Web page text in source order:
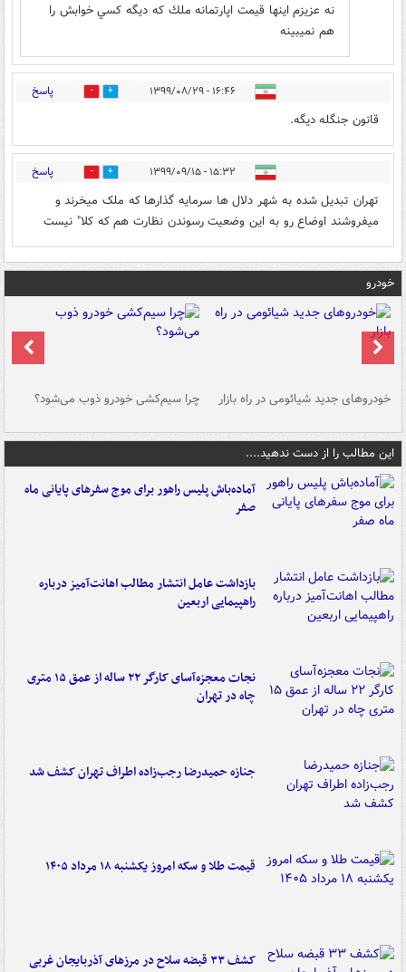
نه عزيزم اينها قيمت اپارتمانه ملك كه ديگه كسي خوابش را
هم نميبينه
۱۶:۴۶ - ۱۳۹۹/۰۸/۲۹ 2 پاسخ
قانون جنگله دیگه.
۱۵:۳۲ - ۱۳۹۹/۰۹/۱۵ 0 پاسخ
تهران تبدیل شده به شهر دلال ها سرمایه گذارها که ملک میخرند و
میفروشند اوضاع رو به این وضعیت رسوندن نظارت هم که کلا" نیست
خودرو
خودروهای جدید شیائومی در راه بازار چرا سیم‌کشی خودرو ذوب می‌شود؟
این مطالب را از دست ندهید....
آماده‌باش پلیس راهور برای موج سفرهای پایانی ماه
صفر
بازداشت عامل انتشار مطالب اهانت‌آمیز درباره
راهپیمایی اربعین
نجات معجزه‌آسای کارگر ۲۲ ساله از عمق ۱۵ متری
چاه در تهران
جنازه حمیدرضا رجب‌زاده اطراف تهران کشف شد
قیمت طلا و سکه امروز یکشنبه ۱۸ مرداد ۱۴۰۵
کشف ۳۳ قبضه سلاح در مرزهای آذربایجان غربی